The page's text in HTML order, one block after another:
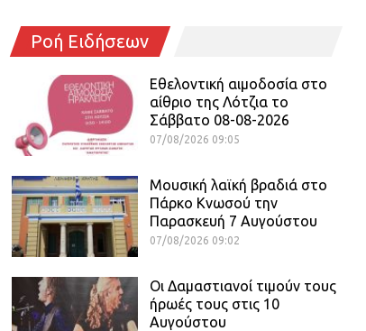
Ροή Ειδήσεων
Εθελοντική αιμοδοσία στο
αίθριο της Λότζια το
Σάββατο 08-08-2026
07/08/2026 09:05
Μουσική λαϊκή βραδιά στο
Πάρκο Κνωσού την
Παρασκευή 7 Αυγούστου
07/08/2026 09:02
Οι Δαμαστιανοί τιμούν τους
ήρωές τους στις 10
Αυγούστου